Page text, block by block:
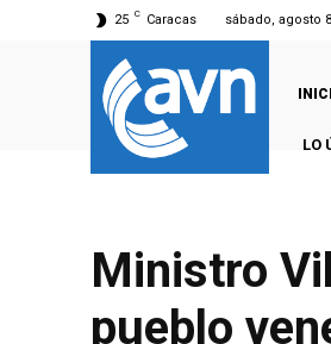
25 C Caracas sábado, agosto
LO
Ministro
pueblo